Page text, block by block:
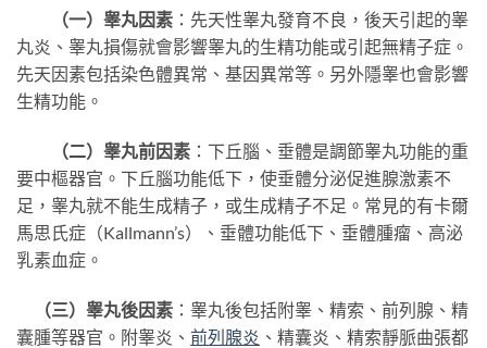
（一）睾丸因素 ：先天性睾丸發育不良，後天引起的睾
丸炎、睾丸損傷就會影響睾丸的生精功能或引起無精子症。
先天因素包括染色體異常、基因異常等。另外隱睾也會影響
生精功能。
（二）睾丸前因素 ：下丘腦、垂體是調節睾丸功能的重
要中樞器官。下丘腦功能低下，使垂體分泌促進腺激素不
足，睾丸就不能生成精子，或生成精子不足。常見的有卡爾
馬思氏症（Kallmann’s）、垂體功能低下、垂體腫瘤、高泌
乳素血症。
（三）睾丸後因素 ：睾丸後包括附睾、精索、前列腺、精
囊腫等器官。附睾炎、 前列腺炎 、精囊炎、精索靜脈曲張都